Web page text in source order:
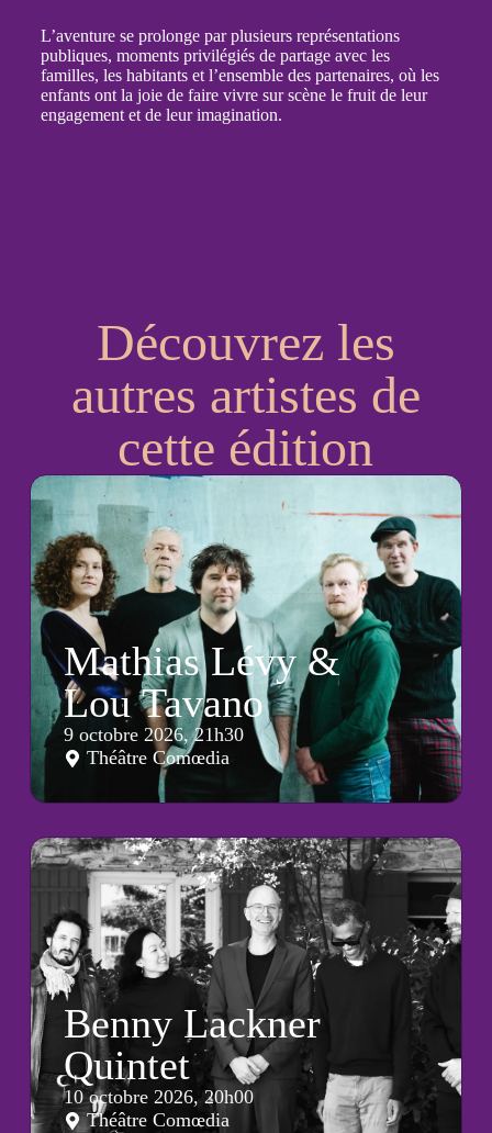
L’aventure se prolonge par plusieurs représentations
publiques, moments privilégiés de partage avec les
familles, les habitants et l’ensemble des partenaires, où les
enfants ont la joie de faire vivre sur scène le fruit de leur
engagement et de leur imagination.
Découvrez les
autres artistes de
cette édition
Mathias Lévy &
Lou Tavano
9 octobre 2026, 21h30
Théâtre Comœdia
Benny Lackner
Quintet
10 octobre 2026, 20h00
Théâtre Comœdia